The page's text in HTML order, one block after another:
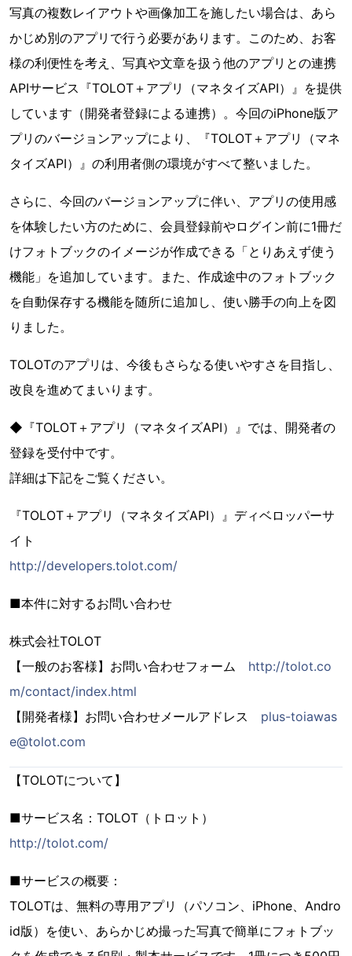
写真の複数レイアウトや画像加工を施したい場合は、あら
かじめ別のアプリで行う必要があります。このため、お客
様の利便性を考え、写真や文章を扱う他のアプリとの連携
APIサービス『TOLOT＋アプリ（マネタイズAPI）』を提供
しています（開発者登録による連携）。今回のiPhone版ア
プリのバージョンアップにより、『TOLOT＋アプリ（マネ
タイズAPI）』の利用者側の環境がすべて整いました。
さらに、今回のバージョンアップに伴い、アプリの使用感
を体験したい方のために、会員登録前やログイン前に1冊だ
けフォトブックのイメージが作成できる「とりあえず使う
機能」を追加しています。また、作成途中のフォトブック
を自動保存する機能を随所に追加し、使い勝手の向上を図
りました。
TOLOTのアプリは、今後もさらなる使いやすさを目指し、
改良を進めてまいります。
◆『TOLOT＋アプリ（マネタイズAPI）』では、開発者の
登録を受付中です。
詳細は下記をご覧ください。
『TOLOT＋アプリ（マネタイズAPI）』ディベロッパーサ
イト
http://developers.tolot.com/
■本件に対するお問い合わせ
株式会社TOLOT
【一般のお客様】お問い合わせフォーム http://tolot.co
m/contact/index.html
【開発者様】お問い合わせメールアドレス plus-toiawas
e@tolot.com
【TOLOTについて】
■サービス名：TOLOT（トロット）
http://tolot.com/
■サービスの概要：
TOLOTは、無料の専用アプリ（パソコン、iPhone、Andro
id版）を使い、あらかじめ撮った写真で簡単にフォトブッ